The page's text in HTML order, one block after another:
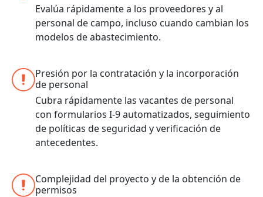
Evalúa rápidamente a los proveedores y al
personal de campo, incluso cuando cambian los
modelos de abastecimiento.
Presión por la contratación y la incorporación
de personal
Cubra rápidamente las vacantes de personal
con formularios I-9 automatizados, seguimiento
de políticas de seguridad y verificación de
antecedentes.
Complejidad del proyecto y de la obtención de
permisos